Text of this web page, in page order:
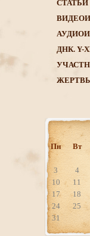
CТАТЬИ
ДНК.
Пн
Вт
3
4
10
11
17
18
24
25
31